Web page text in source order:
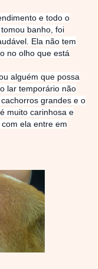
e todo o
banho, foi
Ela não tem
no olho que está
alguém que possa
lar temporário não
grandes e o
muito carinhosa e
ela entre em